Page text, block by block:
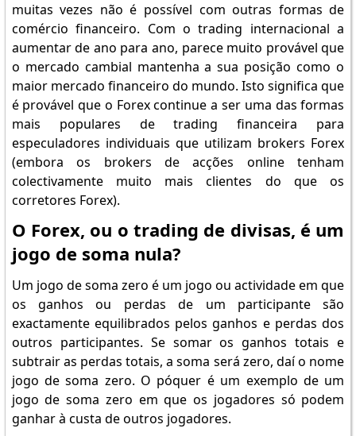
muitas vezes não é possível com outras formas de
comércio financeiro. Com o trading internacional a
aumentar de ano para ano, parece muito provável que
o mercado cambial mantenha a sua posição como o
maior mercado financeiro do mundo. Isto significa que
é provável que o Forex continue a ser uma das formas
mais populares de trading financeira para
especuladores individuais que utilizam brokers Forex
(embora os brokers de acções online tenham
colectivamente muito mais clientes do que os
corretores Forex).
O Forex, ou o trading de divisas, é um
jogo de soma nula?
Um jogo de soma zero é um jogo ou actividade em que
os ganhos ou perdas de um participante são
exactamente equilibrados pelos ganhos e perdas dos
outros participantes. Se somar os ganhos totais e
subtrair as perdas totais, a soma será zero, daí o nome
jogo de soma zero. O póquer é um exemplo de um
jogo de soma zero em que os jogadores só podem
ganhar à custa de outros jogadores.